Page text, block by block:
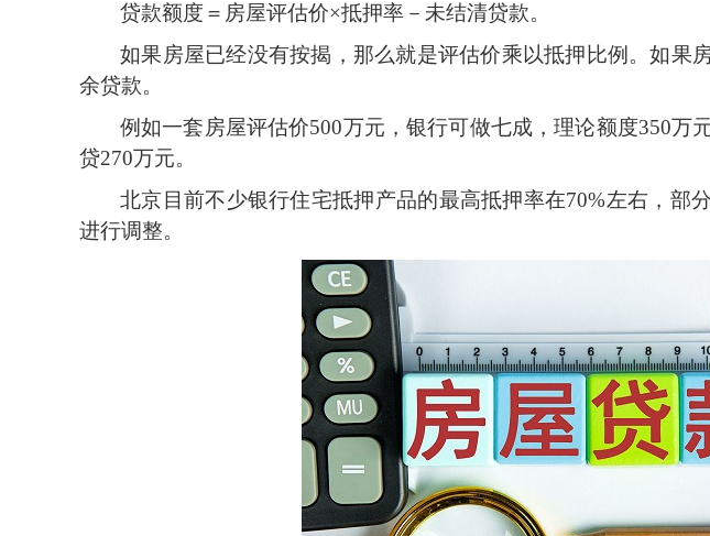
贷款额度＝房屋评估价×抵押率－未结清贷款。
如果房屋已经没有按揭，那么就是评估价乘以抵押比例。如果
余贷款。
例如一套房屋评估价500万元，银行可做七成，理论额度350万
贷270万元。
北京目前不少银行住宅抵押产品的最高抵押率在70%左右，部
进行调整。